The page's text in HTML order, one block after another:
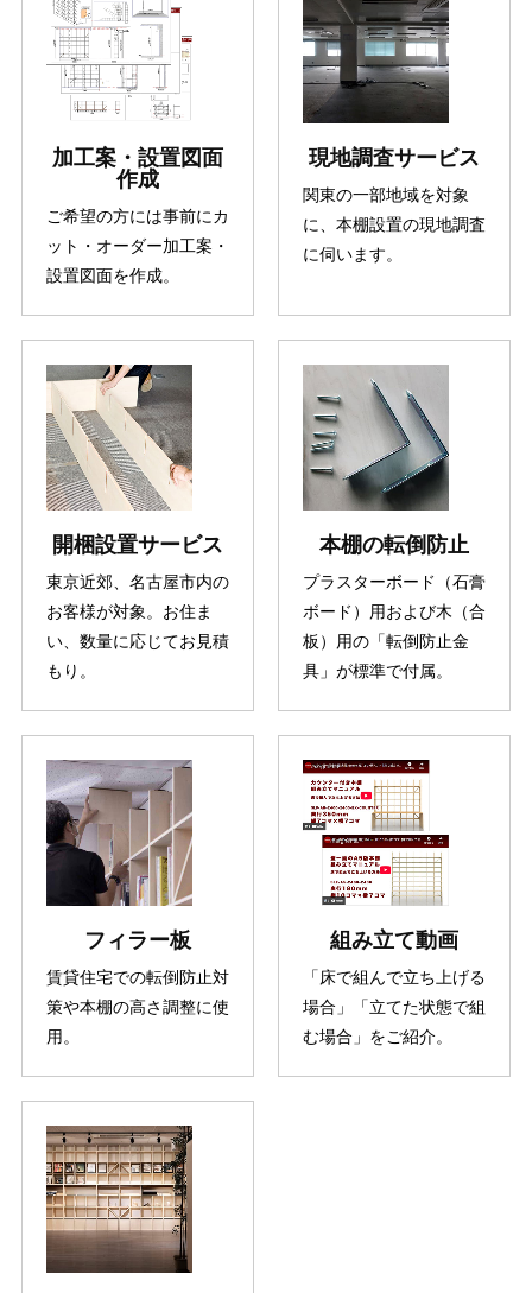
加工案・設置図面
作成
ご希望の方には事前にカ
ット・オーダー加工案・
設置図面を作成。
現地調査サービス
関東の一部地域を対象
に、本棚設置の現地調査
に伺います。
開梱設置サービス
東京近郊、名古屋市内の
お客様が対象。お住ま
い、数量に応じてお見積
もり。
本棚の転倒防止
プラスターボード（石膏
ボード）用および木（合
板）用の「転倒防止金
具」が標準で付属。
フィラー板
賃貸住宅での転倒防止対
策や本棚の高さ調整に使
用。
組み立て動画
「床で組んで立ち上げる
場合」「立てた状態で組
む場合」をご紹介。